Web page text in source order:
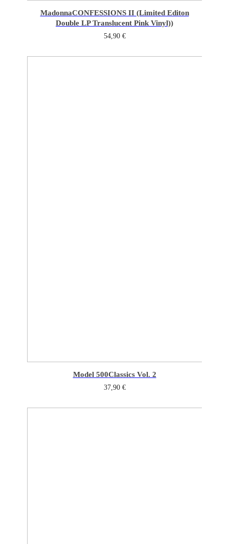
MadonnaCONFESSIONS II (Limited Editon
Double LP Translucent Pink Vinyl))
54,90 €
Model 500Classics Vol. 2
37,90 €